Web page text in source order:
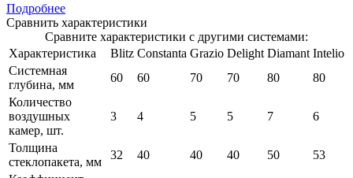
Подробнее
Сравнить характеристики
Сравните характеристики с другими системами:
Характеристика
Blitz Constanta Grazio Delight Diamant Intelio
Системная
глубина, мм
60 60 70 70 80
80
Количество
воздушных
камер, шт.
3 4 5 5 7 6
Толщина
стеклопакета, мм
32 40 40 40 50
53